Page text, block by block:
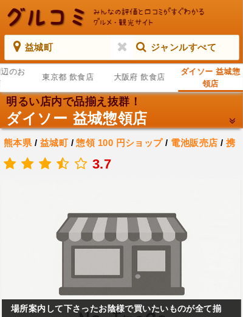
益城町 ジャンルすべて
のお
東京都 飲食店 大阪府 飲食店
ダイソー 益城惣
領店
明るい店内で品揃え抜群！
ダイソー 益城惣領店
熊本県 / 益城町/惣領 100 円ショップ/ 電池販売店 / 携
.
3.7
場所案内して下さったお陰様で買いたいものが全て揃